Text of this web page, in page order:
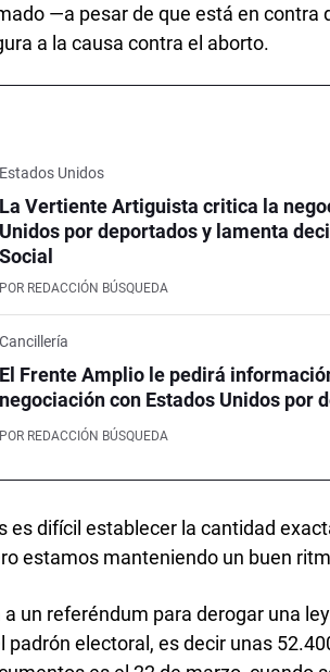
—a pesar de que está en contra
a la causa contra el aborto.
Estados Unidos
La Vertiente Artiguista critica la
Unidos por deportados y lamenta
Social
POR REDACCIÓN BÚSQUEDA
Cancillería
El Frente Amplio le pedirá
negociación con Estados Unidos por
POR REDACCIÓN BÚSQUEDA
es difícil establecer la cantidad
estamos manteniendo un buen
un referéndum para derogar una
padrón electoral, es decir unas